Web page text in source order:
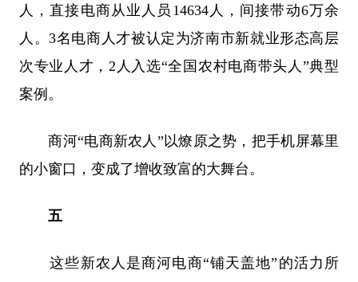
人，直接电商从业人员14634人，间接带动6万余
人。3名电商人才被认定为济南市新就业形态高层
次专业人才，2人入选“全国农村电商带头人”典型
案例。
商河“电商新农人”以燎原之势，把手机屏幕里
的小窗口，变成了增收致富的大舞台。
五
这些新农人是商河电商“铺天盖地”的活力所